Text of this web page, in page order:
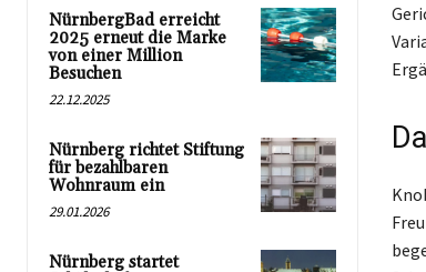
NürnbergBad erreicht
2025 erneut die Marke
von einer Million
Besuchen
22.12.2025
Nürnberg richtet Stiftung
für bezahlbaren
Wohnraum ein
29.01.2026
Nürnberg startet